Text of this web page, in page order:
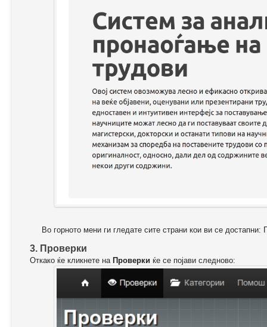
Во горното мени ги гледате сите страни кои ви се
3. Проверки
Откако ќе кликнете на Проверки ќе се појави следново: